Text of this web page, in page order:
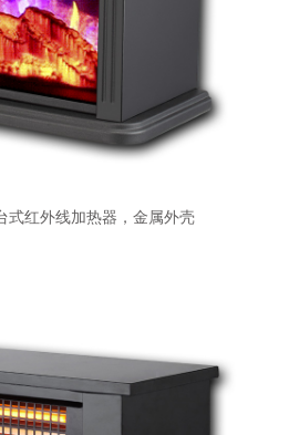
式红外线加热器，金属外壳